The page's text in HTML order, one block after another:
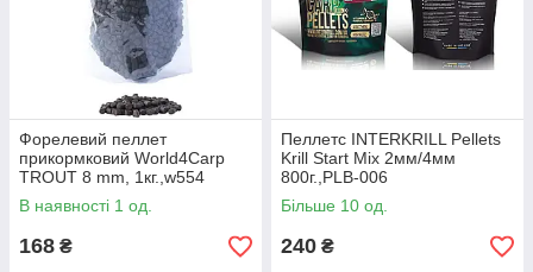
Форелевий пеллет
прикормковий World4Carp
TROUT 8 mm, 1кг.,w554
В наявності 1 од.
168 ₴
Пеллетс INTERKRILL Pellets
Krill Start Mix 2мм/4мм
800г.,PLB-006
Більше 10 од.
240 ₴